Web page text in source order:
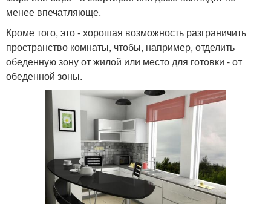
менее впечатляюще.
Кроме того, это - хорошая возможность разграничить
пространство комнаты, чтобы, например, отделить
обеденную зону от жилой или место для готовки - от
обеденной зоны.